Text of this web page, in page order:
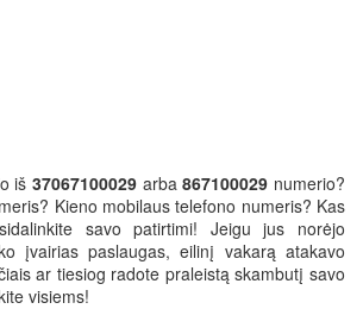
iš 37067100029 arba867100029 numerio?
Kieno mobilaus telefono numeris? Kas
savo patirtimi! Jeigu jus norėjo
įvairias paslaugas, eilinį vakarą atakavo
ar tiesiog radote praleistą skambutį savo
visiems!